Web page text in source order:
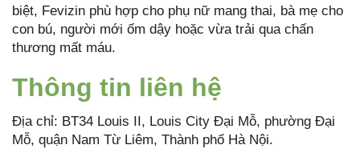
biệt, Fevizin phù hợp cho phụ nữ mang thai, bà mẹ cho
con bú, người mới ốm dậy hoặc vừa trải qua chấn
thương mất máu.
Thông tin liên hệ
Địa chỉ: BT34 Louis II, Louis City Đại Mỗ, phường Đại
Mỗ, quận Nam Từ Liêm, Thành phố Hà Nội.